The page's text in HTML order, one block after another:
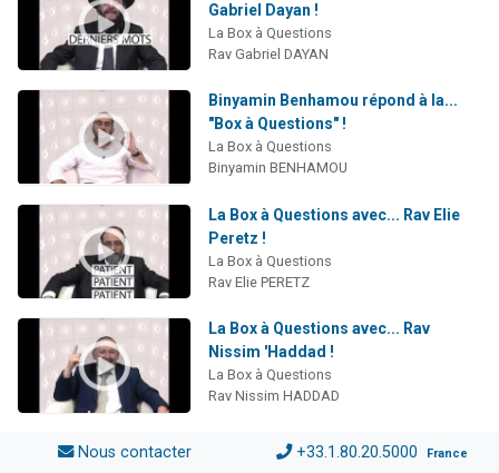
Gabriel Dayan !
La Box à Questions
Rav Gabriel DAYAN
Binyamin Benhamou répond à la...
"Box à Questions" !
La Box à Questions
Binyamin BENHAMOU
La Box à Questions avec... Rav Elie
Peretz !
La Box à Questions
Rav Elie PERETZ
La Box à Questions avec... Rav
Nissim 'Haddad !
La Box à Questions
Rav Nissim HADDAD
Nous contacter +33.1.80.20.5000 France